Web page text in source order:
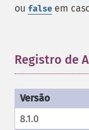
ou false em
Registro de
8.1.0